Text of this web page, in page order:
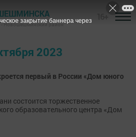
- Новошешминский район
2023
первый в России «Дом юного
состоится торжественное
образовательного центра «Дом
закрытие баннера через